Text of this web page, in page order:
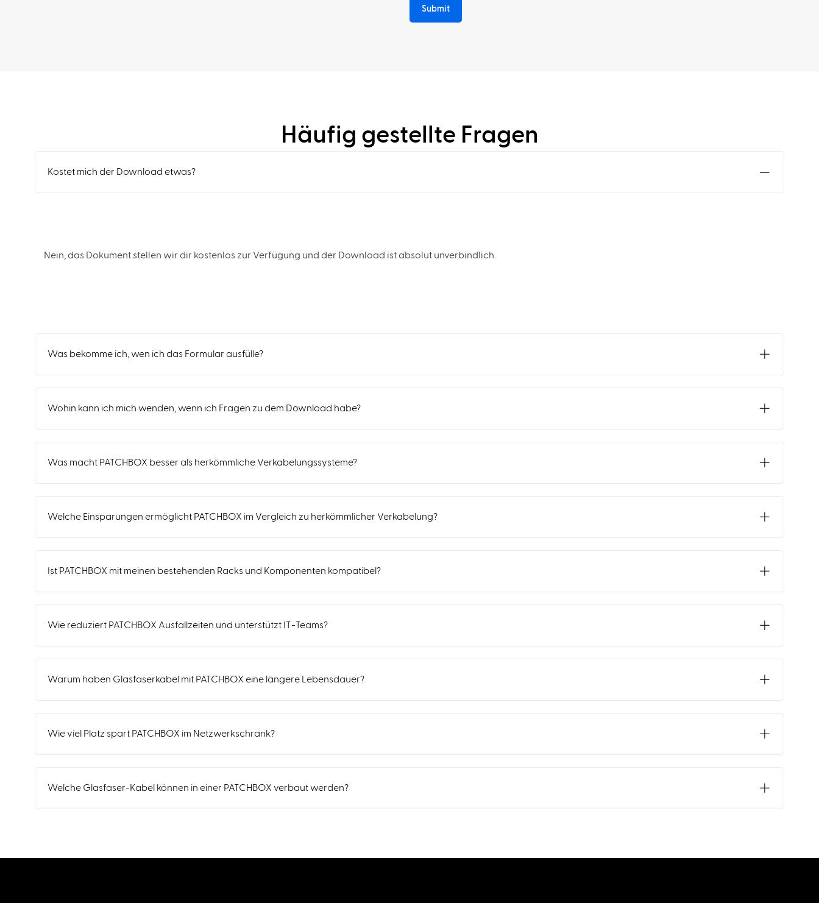
Submit
Häufig gestellte Fragen
Kostet mich der Download etwas?
Nein, das Dokument stellen wir dir kostenlos zur Verfügung und der Download ist absolut unverbindlich.
Was bekomme ich, wen ich das Formular ausfülle?
Wohin kann ich mich wenden, wenn ich Fragen zu dem Download habe?
Was macht PATCHBOX besser als herkömmliche Verkabelungssysteme?
Welche Einsparungen ermöglicht PATCHBOX im Vergleich zu herkömmlicher Verkabelung?
Ist PATCHBOX mit meinen bestehenden Racks und Komponenten kompatibel?
Wie reduziert PATCHBOX Ausfallzeiten und unterstützt IT-Teams?
Warum haben Glasfaserkabel mit PATCHBOX eine längere Lebensdauer?
Wie viel Platz spart PATCHBOX im Netzwerkschrank?
Welche Glasfaser-Kabel können in einer PATCHBOX verbaut werden?